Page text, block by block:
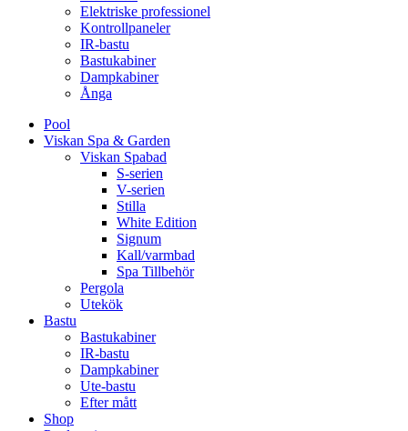
Elektriske professionel
Kontrollpaneler
IR-bastu
Bastukabiner
Dampkabiner
Ånga
Pool
Viskan Spa & Garden
Viskan Spabad
S-serien
V-serien
Stilla
White Edition
Signum
Kall/varmbad
Spa Tillbehör
Pergola
Utekök
Bastu
Bastukabiner
IR-bastu
Dampkabiner
Ute-bastu
Efter mått
Shop